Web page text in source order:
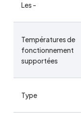
Les -
Températures de
fonctionnement
supportées
Type